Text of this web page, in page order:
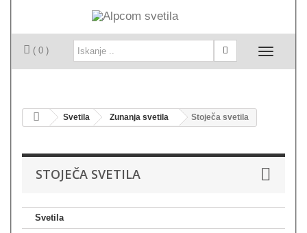
( 0 )
Svetila Zunanja svetila Stoječa svetila
STOJEČA SVETILA
Svetila